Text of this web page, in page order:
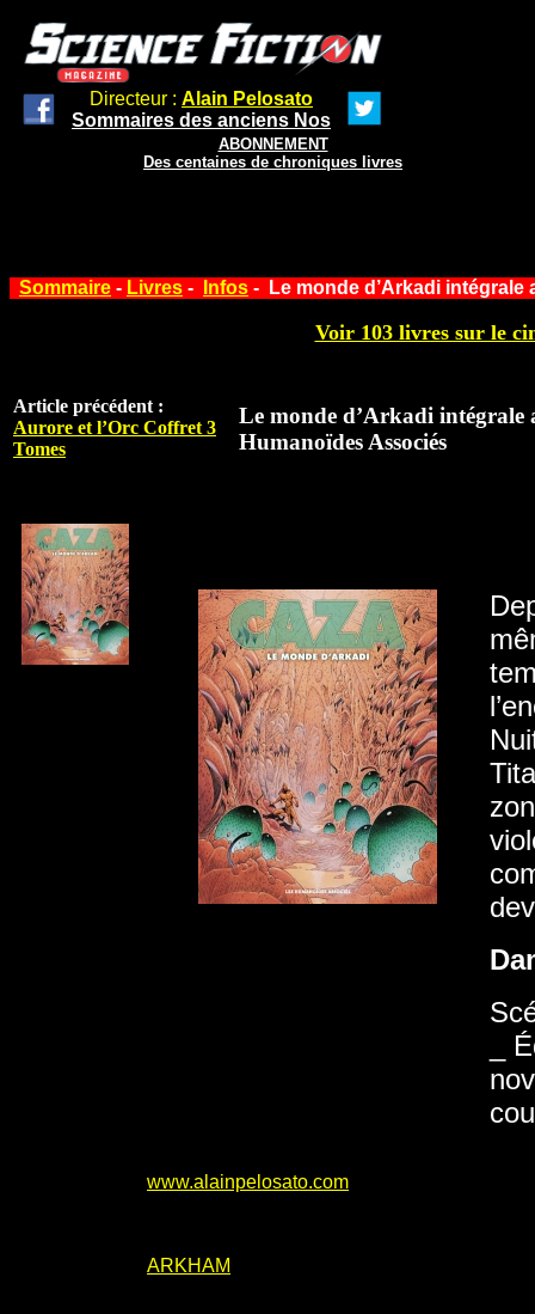
Directeur : Alain Pelosato
Sommaires des anciens Nos
ABONNEMENT
Des centaines de chroniques livres
Sommaire - Livres - Infos - Le monde d’Arkadi
Voir 103 livres sur le
Article précédent :
Aurore et l’Orc Coffret 3
Tomes
Le monde d’Arkadi intégrale
Humanoïdes Associés
_
www.alainpelosato.com
ARKHAM